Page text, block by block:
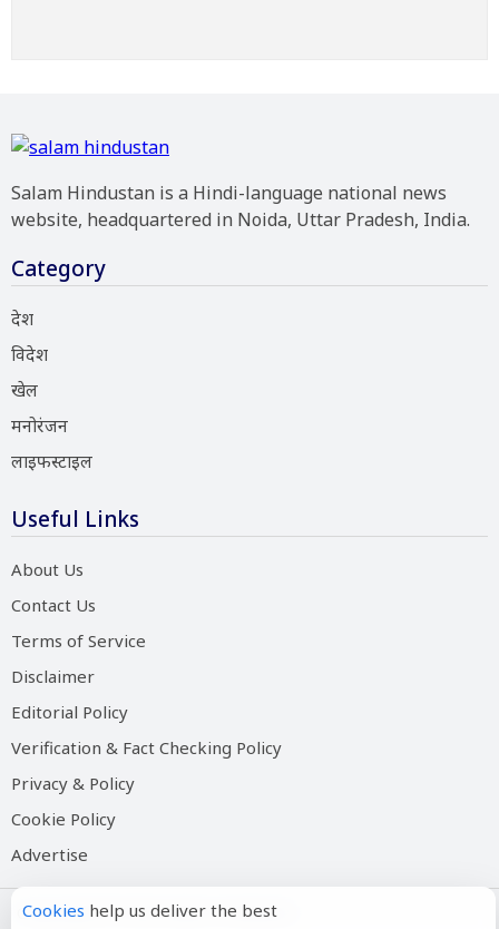
Salam Hindustan is a Hindi-language national news
website, headquartered in Noida, Uttar Pradesh, India.
Category
देश
विदेश
खेल
मनोरंजन
लाइफस्टाइल
Useful Links
About Us
Contact Us
Terms of Service
Disclaimer
Editorial Policy
Verification & Fact Checking Policy
Privacy & Policy
Cookie Policy
Advertise
Copyright © 2026 Salam Hindustan
Cookies help us deliver the best